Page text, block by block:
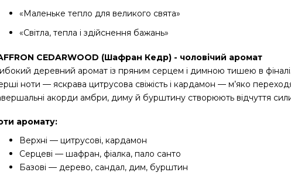
«Маленьке тепло для великого свята»
«Світла, тепла і здійснення бажань»
CEDARWOOD (Шафран Кедр) - чоловічий аромат
деревний аромат із пряним серцем і димною тишею в фіналі.
ноти — яскрава цитрусова свіжість і кардамон — м’яко
акорди амбри, диму й бурштину створюють відчуття
аромату:
Верхні — цитрусові, кардамон
Серцеві — шафран, фіалка, пало санто
Базові — дерево, сандал, дим, бурштин